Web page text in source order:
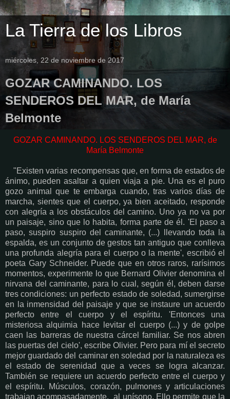
La Tierra de los Libros
miércoles, 22 de noviembre de 2017
GOZAR CAMINANDO. LOS
SENDEROS DEL MAR, de María
Belmonte
GOZAR CAMINANDO. LOS SENDEROS DEL MAR, de
María Belmonte
"Existen varias recompensas que, en forma de estados de
ánimo, pueden asaltar a quien viaja a pie. Una es el puro
gozo animal que te embarga cuando, tras varios días de
marcha, sientes que el cuerpo, ya bien aceitado, responde
con alegría a los obstáculos del camino. Uno ya no va por
un paisaje, sino que lo habita, forma parte de él. 'El paso a
paso, suspiro suspiro del caminante, (...) llevando toda la
espalda, es un conjunto de gestos tan antiguo que conlleva
una profunda alegría para el cuerpo o la mente', escribió el
poeta Gary Schneider. Puede que en otros raros, rarísimos
momentos, experimente lo que Bernard Olivier denomina el
nirvana del caminante, para lo cual, según él, deben darse
tres condiciones: un perfecto estado de soledad, sumergirse
en la inmensidad del paisaje y que se instaure un acuerdo
perfecto entre el cuerpo y el espíritu. 'Entonces una
misteriosa alquimia hace levitar el cuerpo (...) y de golpe
caen las barreras de nuestra cárcel familiar. Se nos abren
las puertas del cielo', escribe Olivier. Pero para mí el secreto
mejor guardado del caminar en soledad por la naturaleza es
el estado de serenidad que a veces se logra alcanzar.
También se requiere un acuerdo perfecto entre el cuerpo y
el espíritu. Músculos, corazón, pulmones y articulaciones
trabajan acompasadamente, al unísono. Ello permite que la